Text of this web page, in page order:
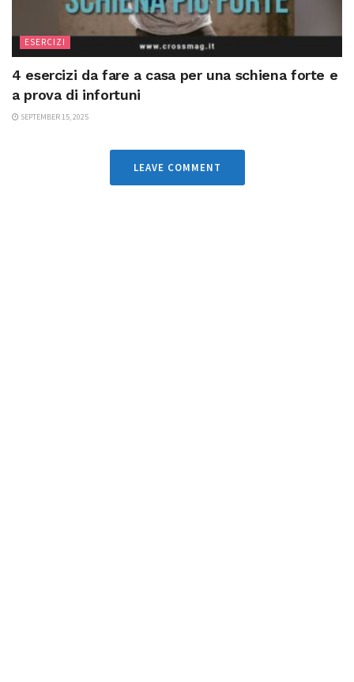
ESERCIZI
4 esercizi da fare a casa per una schiena forte e
a prova di infortuni
SEPTEMBER 15, 2025
LEAVE COMMENT